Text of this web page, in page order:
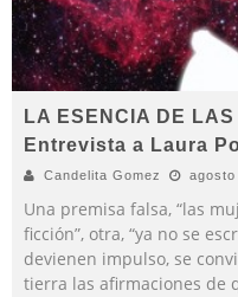
LA ESENCIA DE LAS
Entrevista a Laura
Candelita Gomez agosto
Una premisa falsa, “las
ficción”, otra, “ya no se
devienen impulso, se
tierra las afirmaciones de